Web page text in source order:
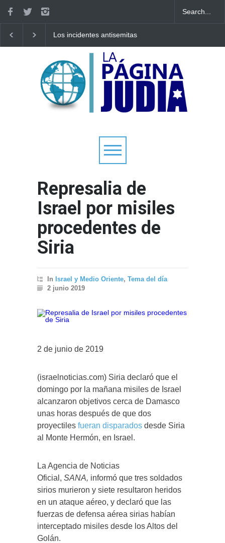
Los incidentes antisemitas
aumentaron un 21% en el
primer semestre de 2026,
manteniéndose cerca de
niveles récord
nuestras vidas
Represalia de
Israel por misiles
procedentes de
Siria
In Israel y Medio Oriente, Tema del día
2 junio 2019
2 de junio de 2019
(israelnoticias.com) Siria declaró que el
domingo por la mañana misiles de Israel
alcanzaron objetivos cerca de Damasco
unas horas después de que dos
proyectiles fueran disparados desde Siria
al Monte Hermón, en Israel.
La Agencia de Noticias
Oficial, SANA, informó que tres soldados
sirios murieron y siete resultaron heridos
en un ataque aéreo, y declaró que las
fuerzas de defensa aérea sirias habían
interceptado misiles desde los Altos del
Golán.